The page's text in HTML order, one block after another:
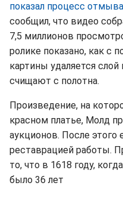
показал процесс
сообщил, что видео
7,5 миллионов
ролике показано, как с
картины удаляется слой
счищают с полотна.
Произведение, на
красном платье, Молд
аукционов. После этого
реставрацией работы.
то, что в 1618 году,
было 36 лет